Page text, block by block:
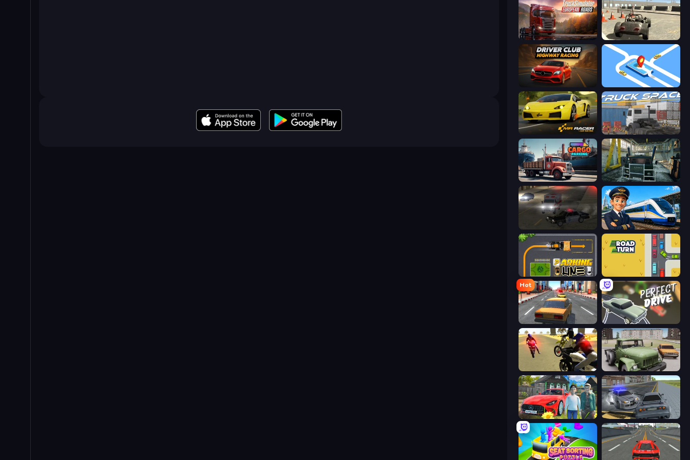
Truck Simulator: European Roads Free Rally
Driver Club: Highway Racing Drive Taxi
Mr. Racer - Car Racing Truck Space
Cargo Truck Parking Kamaz Truck Driver
Idle Train Empire Tycoon
Parking Line
Hot
City Car Racer Perfect Drive
3D Moto Simulator 2 Truck Driver Easy Road
Speedboy: History with Grandfather RCC City Racing